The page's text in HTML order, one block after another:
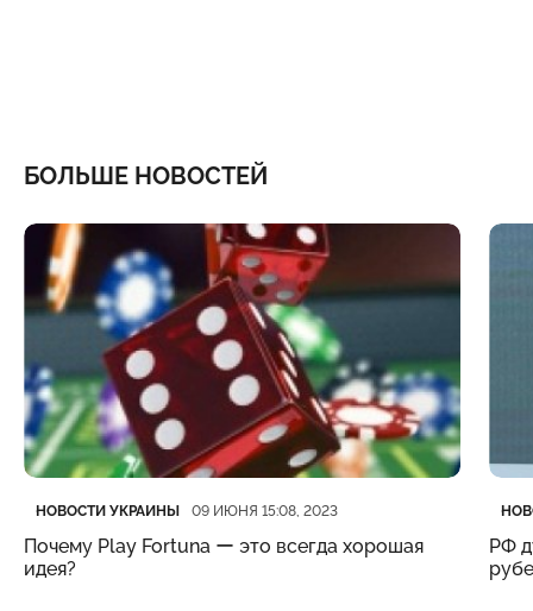
БОЛЬШЕ НОВОСТЕЙ
Категория
НОВОСТИ УКРАИНЫ
Дата публикации 09 ИЮНЯ 15:08, 2023
Почему Play Fortuna ー это всегда хорошая
идея?
РФ